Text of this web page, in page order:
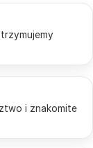
i znakomite